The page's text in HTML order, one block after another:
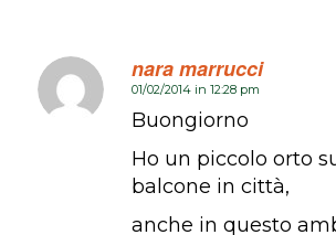
nara marrucci
dice:
01/02/2014 in 12:28 pm
Buongiorno
Ho un piccolo orto
balcone in città,
anche in questo